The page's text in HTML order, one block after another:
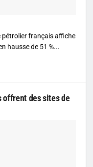
pétrolier français affiche
hausse de 51 %...
offrent des sites de